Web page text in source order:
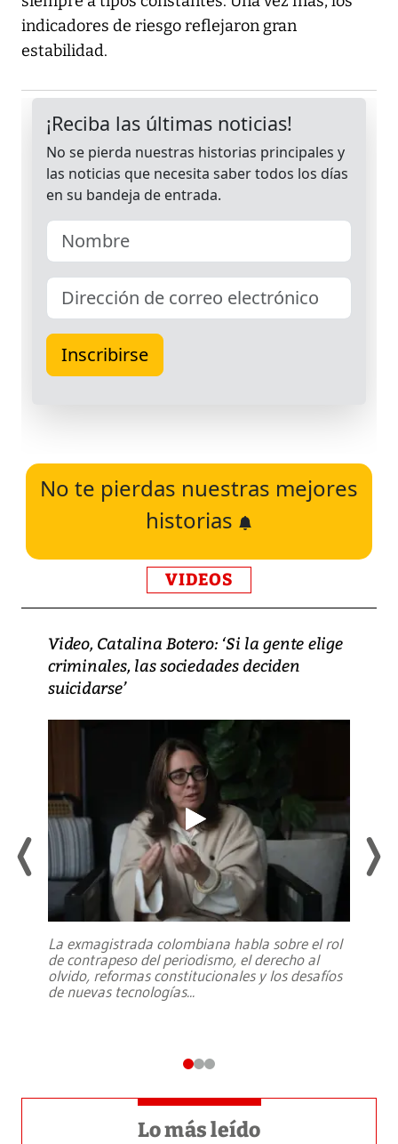
indicadores de riesgo reflejaron gran
estabilidad.
No te pierdas nuestras mejores
historias
VIDEOS
Video, Catalina Botero: ‘Si la gente elige
criminales, las sociedades deciden
suicidarse’
La exmagistrada colombiana habla sobre el rol
de contrapeso del periodismo, el derecho al
olvido, reformas constitucionales y los desafíos
de nuevas tecnologías...
Lo más leído